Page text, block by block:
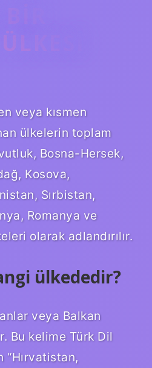
veya kısmen
ülkelerin toplam
Bosna-Hersek,
Kosova,
Sırbistan,
Romanya ve
olarak adlandırılır.
ülkededir?
veya Balkan
Bu kelime Türk Dil
“Hırvatistan,